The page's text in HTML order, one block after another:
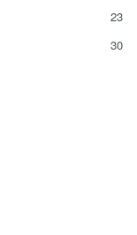
23
30